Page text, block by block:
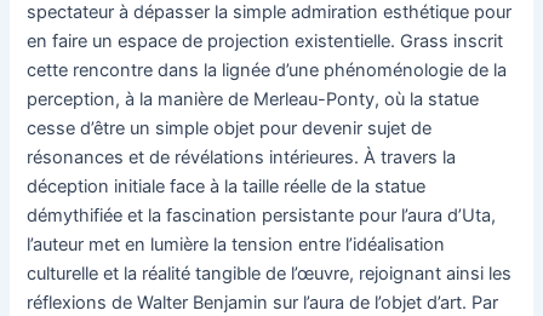
spectateur à dépasser la simple admiration esthétique pour
en faire un espace de projection existentielle. Grass inscrit
cette rencontre dans la lignée d’une phénoménologie de la
perception, à la manière de Merleau-Ponty, où la statue
cesse d’être un simple objet pour devenir sujet de
résonances et de révélations intérieures. À travers la
déception initiale face à la taille réelle de la statue
démythifiée et la fascination persistante pour l’aura d’Uta,
l’auteur met en lumière la tension entre l’idéalisation
culturelle et la réalité tangible de l’œuvre, rejoignant ainsi les
réflexions de Walter Benjamin sur l’aura de l’objet d’art. Par